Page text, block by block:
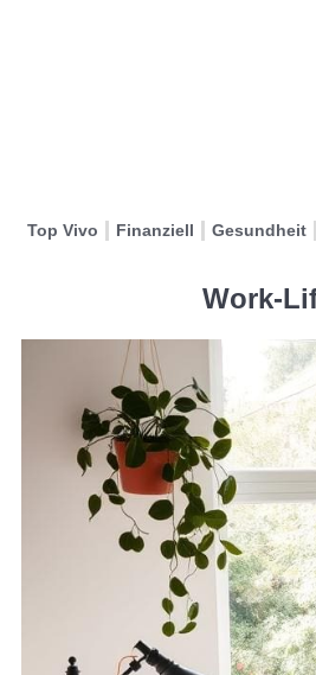
Top Vivo Finanziell Gesundheit
Work-